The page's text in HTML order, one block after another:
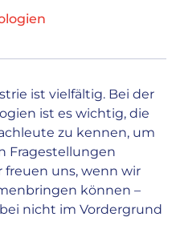
ist vielfältig. Bei der
ist es wichtig, die
zu kennen, um
Fragestellungen
freuen uns, wenn wir
können –
nicht im Vordergrund